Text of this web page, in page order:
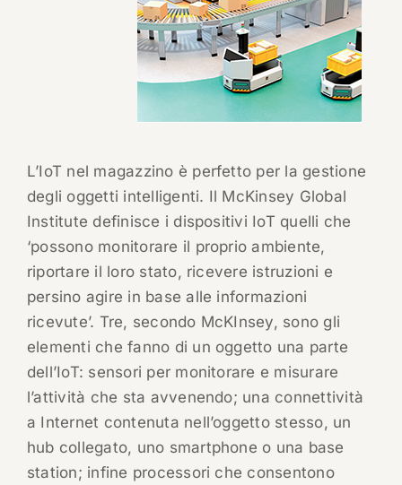
L’IoT nel magazzino è perfetto per la gestione
degli oggetti intelligenti. Il McKinsey Global
Institute definisce i dispositivi IoT quelli che
‘possono monitorare il proprio ambiente,
riportare il loro stato, ricevere istruzioni e
persino agire in base alle informazioni
ricevute’. Tre, secondo McKInsey, sono gli
elementi che fanno di un oggetto una parte
dell’IoT: sensori per monitorare e misurare
l’attività che sta avvenendo; una connettività
a Internet contenuta nell’oggetto stesso, un
hub collegato, uno smartphone o una base
station; infine processori che consentono